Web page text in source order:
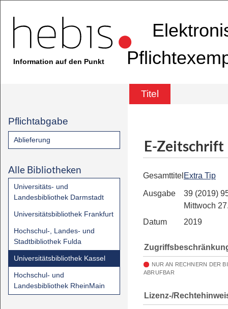
Information auf den Punkt
Titel
Pflichtabgabe
Ablieferung
Alle Bibliotheken
Universitäts- und
Landesbibliothek Darmstadt
Universitätsbibliothek Frankfurt
Hochschul-, Landes- und
Stadtbibliothek Fulda
Universitätsbibliothek Kassel
Hochschul- und
Landesbibliothek RheinMain
E-Zeitschrift
Gesamttitel Extra Tip
Ausgabe
39 (2019)
Mittwoch
Datum
2019
NUR AN RECHNERN DER
ABRUFBAR
Lizenz-/